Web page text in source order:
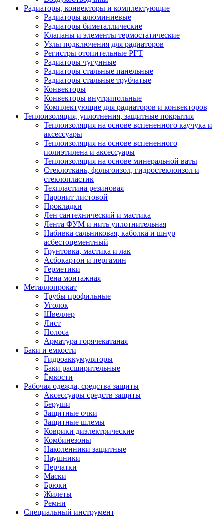
Радиаторы, конвекторы и комплектующие
Радиаторы алюминиевые
Радиаторы биметаллические
Клапаны и элементы термостатические
Узлы подключения для радиаторов
Регистры отопительные РГТ
Радиаторы чугунные
Радиаторы стальные панельные
Радиаторы стальные трубчатые
Конвекторы
Конвекторы внутрипольные
Комплектующие для радиаторов и конвекторов
Теплоизоляция, уплотнения, защитные покрытия
Теплоизоляция на основе вспененного каучука и
аксессуары
Теплоизоляция на основе вспененного
полиэтилена и аксессуары
Теплоизоляция на основе минеральной ваты
Стеклоткань, фольгоизол, гидростеклоизол и
стеклопластик
Техпластина резиновая
Паронит листовой
Прокладки
Лен сантехнический и мастика
Лента ФУМ и нить уплотнительная
Набивка сальниковая, каболка и шнур
асбестоцементный
Грунтовка, мастика и лак
Асбокартон и пергамин
Герметики
Пена монтажная
Металлопрокат
Трубы профильные
Уголок
Швеллер
Лист
Полоса
Арматура горячекатаная
Баки и емкости
Гидроаккумуляторы
Баки расширительные
Ёмкости
Рабочая одежда, средства защиты
Аксессуары средств защиты
Беруши
Защитные очки
Защитные шлемы
Коврики диэлектрические
Комбинезоны
Наколенники защитные
Наушники
Перчатки
Маски
Брюки
Жилеты
Ремни
Специальный инструмент